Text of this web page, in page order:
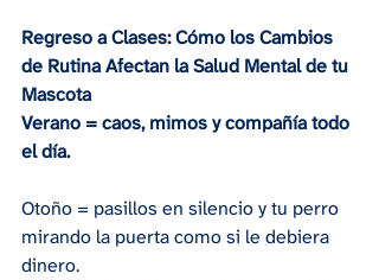
Regreso a Clases: Cómo los Cambios
de Rutina Afectan la Salud Mental de tu
Mascota
Verano = caos, mimos y compañía todo
el día.
Otoño = pasillos en silencio y tu perro
mirando la puerta como si le debiera
dinero.